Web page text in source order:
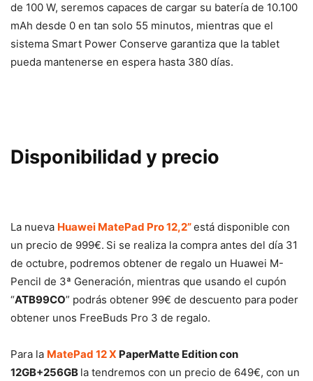
de 100 W, seremos capaces de cargar su batería de 10.100
mAh desde 0 en tan solo 55 minutos, mientras que el
sistema Smart Power Conserve garantiza que la tablet
pueda mantenerse en espera hasta 380 días.
Disponibilidad y precio
La nueva Huawei MatePad Pro 12,2”está disponible con
un precio de 999€. Si se realiza la compra antes del día 31
de octubre, podremos obtener de regalo un Huawei M-
Pencil de 3ª Generación, mientras que usando el cupón
“ATB99CO” podrás obtener 99€ de descuento para poder
obtener unos FreeBuds Pro 3 de regalo.
Para la MatePad 12 X PaperMatte Edition con
12GB+256GB la tendremos con un precio de 649€, con un